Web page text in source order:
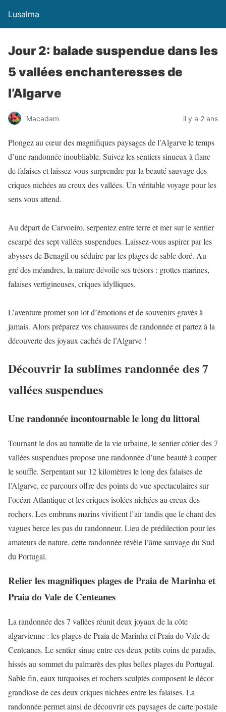
Lusalma
Jour 2: balade suspendue dans les
5 vallées enchanteresses de
l’Algarve
Macadam il y a 2 ans
Plongez au cœur des magnifiques paysages de l’Algarve le temps
d’une randonnée inoubliable. Suivez les sentiers sinueux à flanc
de falaises et laissez-vous surprendre par la beauté sauvage des
criques nichées au creux des vallées. Un véritable voyage pour les
sens vous attend.
Au départ de Carvoeiro, serpentez entre terre et mer sur le sentier
escarpé des sept vallées suspendues. Laissez-vous aspirer par les
abysses de Benagil ou séduire par les plages de sable doré. Au
gré des méandres, la nature dévoile ses trésors : grottes marines,
falaises vertigineuses, criques idylliques.
L’aventure promet son lot d’émotions et de souvenirs gravés à
jamais. Alors préparez vos chaussures de randonnée et partez à la
découverte des joyaux cachés de l’Algarve !
Découvrir la sublimes randonnée des 7
vallées suspendues
Une randonnée incontournable le long du littoral
Tournant le dos au tumulte de la vie urbaine, le sentier côtier des 7
vallées suspendues propose une randonnée d’une beauté à couper
le souffle. Serpentant sur 12 kilomètres le long des falaises de
l’Algarve, ce parcours offre des points de vue spectaculaires sur
l’océan Atlantique et les criques isolées nichées au creux des
rochers. Les embruns marins vivifient l’air tandis que le chant des
vagues berce les pas du randonneur. Lieu de prédilection pour les
amateurs de nature, cette randonnée révèle l’âme sauvage du Sud
du Portugal.
Relier les magnifiques plages de Praia de Marinha et
Praia do Vale de Centeanes
La randonnée des 7 vallées réunit deux joyaux de la côte
algarvienne : les plages de Praia de Marinha et Praia do Vale de
Centeanes. Le sentier sinue entre ces deux petits coins de paradis,
hissés au sommet du palmarès des plus belles plages du Portugal.
Sable fin, eaux turquoises et rochers sculptés composent le décor
grandiose de ces deux criques nichées entre les falaises. La
randonnée permet ainsi de découvrir ces paysages de carte postale